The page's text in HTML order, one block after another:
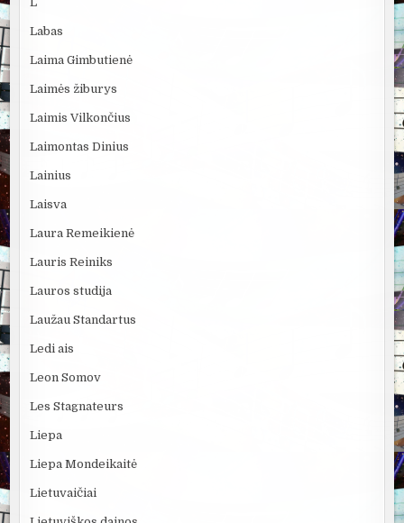
Labas
Laima Gimbutienė
Laimės žiburys
Laimis Vilkončius
Laimontas Dinius
Lainius
Laisva
Laura Remeikienė
Lauris Reiniks
Lauros studija
Laužau Standartus
Ledi ais
Leon Somov
Les Stagnateurs
Liepa
Liepa Mondeikaitė
Lietuvaičiai